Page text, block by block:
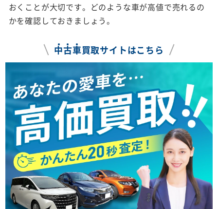
おくことが大切です。どのような車が高値で売れるの
かを確認しておきましょう。
中古車買取サイトはこちら